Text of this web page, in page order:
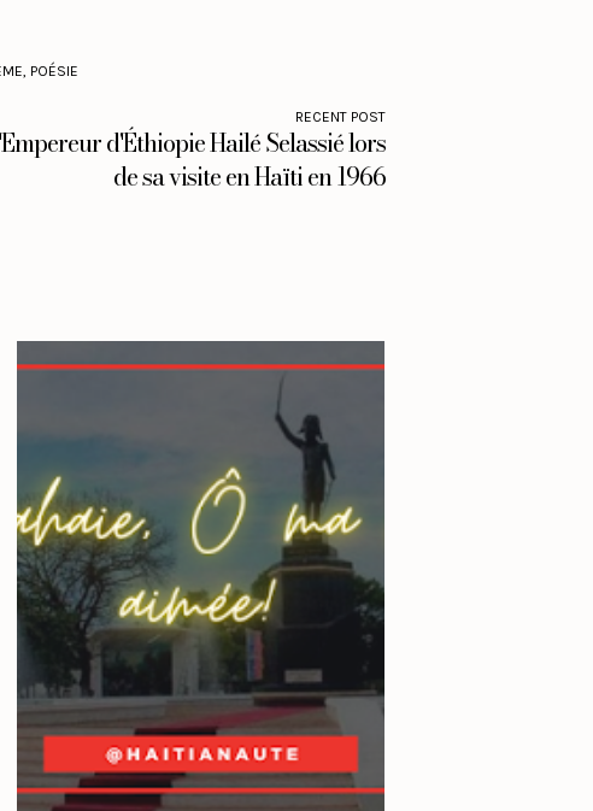
, POÉSIE
RECENT POST
d'Éthiopie Hailé Selassié lors
de sa visite en Haïti en 1966